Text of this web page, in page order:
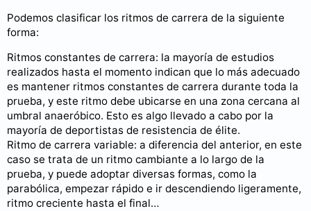
Podemos clasificar los ritmos de carrera de la siguiente
forma:
Ritmos constantes de carrera: la mayoría de estudios
realizados hasta el momento indican que lo más adecuado
es mantener ritmos constantes de carrera durante toda la
prueba, y este ritmo debe ubicarse en una zona cercana al
umbral anaeróbico. Esto es algo llevado a cabo por la
mayoría de deportistas de resistencia de élite.
Ritmo de carrera variable: a diferencia del anterior, en este
caso se trata de un ritmo cambiante a lo largo de la
prueba, y puede adoptar diversas formas, como la
parabólica, empezar rápido e ir descendiendo ligeramente,
ritmo creciente hasta el final…